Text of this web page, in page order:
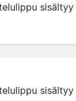
sisältyy
sisältyy